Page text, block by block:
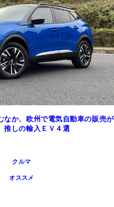
なか、欧州で電気自動車の販売が
しの輸入ＥＶ４選
クルマ
オススメ